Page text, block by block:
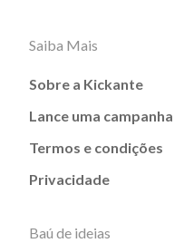
Saiba Mais
Sobre a Kickante
Lance uma campanha
Termos e condições
Privacidade
Baú de ideias